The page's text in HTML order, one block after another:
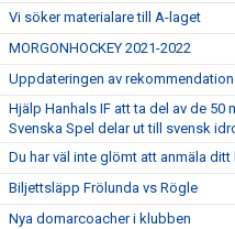
Vi söker materialare till A-laget
MORGONHOCKEY 2021-2022
Uppdateringen av
Hjälp Hanhals IF att ta del av de 50
Svenska Spel delar ut till svensk
Du har väl inte glömt att anmäla
Biljettsläpp Frölunda vs Rögle
Nya domarcoacher i klubben